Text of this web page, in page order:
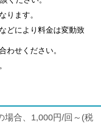
ります。
どにより料金は変動致
わせください。
場合、1,000円/回～(税